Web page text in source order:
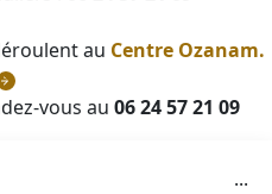
au Centre Ozanam.
vous au 06 24 57 21 09
...